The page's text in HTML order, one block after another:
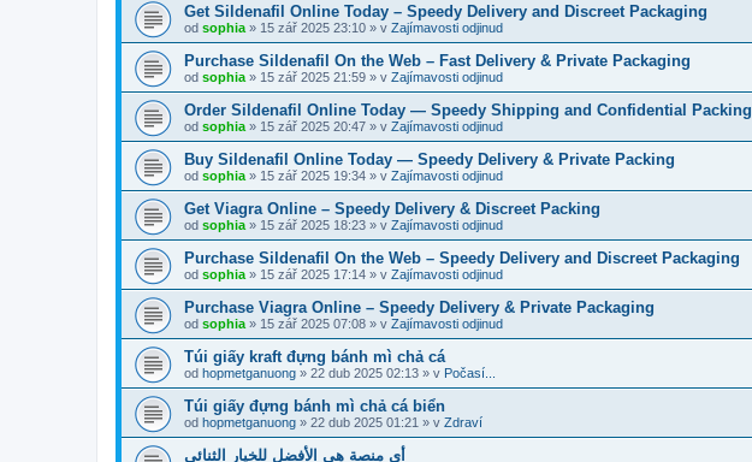
Get Sildenafil Online Today – Speedy Delivery and Discreet Packaging
od sophia » 15 zář 2025 23:10 » v Zajímavosti odjinud
Purchase Sildenafil On the Web – Fast Delivery & Private Packaging
od sophia » 15 zář 2025 21:59 » v Zajímavosti odjinud
Order Sildenafil Online Today — Speedy Shipping and Confidential Packing
od sophia » 15 zář 2025 20:47 » v Zajímavosti odjinud
Buy Sildenafil Online Today — Speedy Delivery & Private Packing
od sophia » 15 zář 2025 19:34 » v Zajímavosti odjinud
Get Viagra Online – Speedy Delivery & Discreet Packing
od sophia » 15 zář 2025 18:23 » v Zajímavosti odjinud
Purchase Sildenafil On the Web – Speedy Delivery and Discreet Packaging
od sophia » 15 zář 2025 17:14 » v Zajímavosti odjinud
Purchase Viagra Online – Speedy Delivery & Private Packaging
od sophia » 15 zář 2025 07:08 » v Zajímavosti odjinud
Túi giấy kraft đựng bánh mì chả cá
od hopmetganuong » 22 dub 2025 02:13 » v Počasí...
Túi giấy đựng bánh mì chả cá biển
od hopmetganuong » 22 dub 2025 01:21 » v Zdraví
أي منصة هي الأفضل للخيار الثنائي